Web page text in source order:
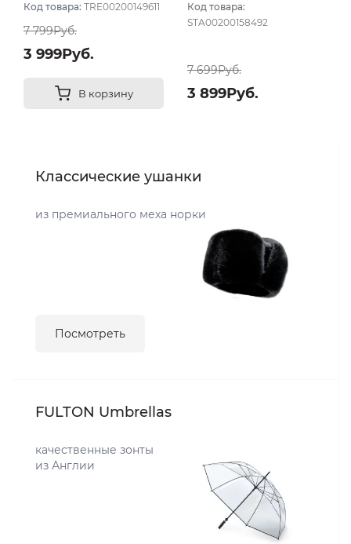
Код товара: TRE00200149611
7 799Руб.
3 999Руб.
В корзину
Код товара:
STA00200158492
7 699Руб.
3 899Руб.
Классические ушанки
из премиального меха норки
Посмотреть
FULTON Umbrellas
качественные зонты
из Англии